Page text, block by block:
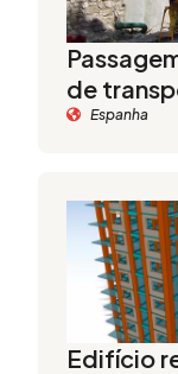
de
Espanha
Edifício